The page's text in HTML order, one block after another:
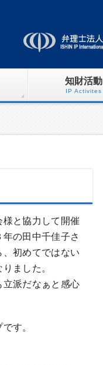
知財活動
IP Activites
と協力して開催
の田中千佳子さ
初めてではない
ました。
派だなぁと感心
す。